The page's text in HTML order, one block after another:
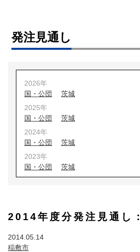
発注見通し
2026年
国・公団
茨城
2025年
国・公団
茨城
2024年
国・公団
茨城
2023年
国・公団
茨城
国・公団
茨城
埼玉
国・公団
2014年度分発注見通し
2014.05.14
稲敷市